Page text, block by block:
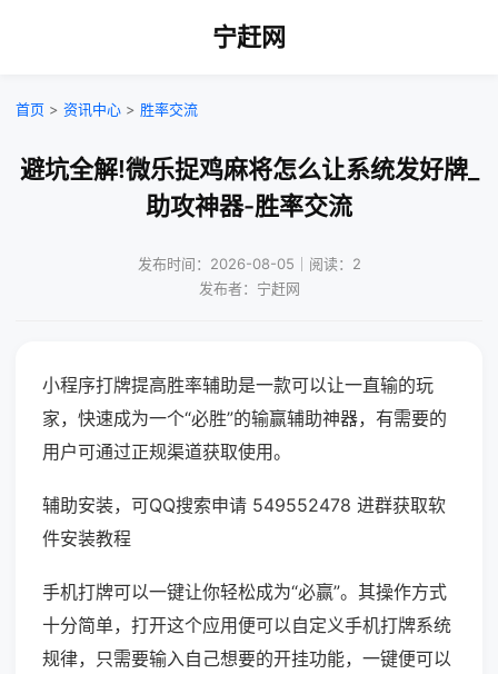
宁赶网
首页 > 资讯中心 > 胜率交流
避坑全解!微乐捉鸡麻将怎么让系统发好牌_
助攻神器-胜率交流
发布时间：2026-08-05｜阅读：2
发布者：宁赶网
小程序打牌提高胜率辅助是一款可以让一直输的玩
家，快速成为一个“必胜”的输赢辅助神器，有需要的
用户可通过正规渠道获取使用。
辅助安装，可QQ搜索申请 549552478 进群获取软
件安装教程
手机打牌可以一键让你轻松成为“必赢”。其操作方式
十分简单，打开这个应用便可以自定义手机打牌系统
规律，只需要输入自己想要的开挂功能，一键便可以